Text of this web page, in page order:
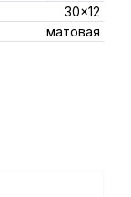
30x12
матовая